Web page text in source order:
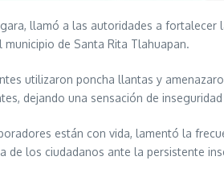
llamó a las autoridades a
de Santa Rita Tlahuapan.
utilizaron poncha llantas y
dejando una sensación de
están con vida, lamentó la
los ciudadanos ante la persistente